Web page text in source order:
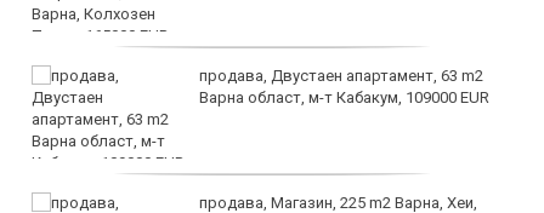
продава, Двустаен апартамент, 63 m2
Варна област, м-т Кабакум, 109000 EUR
продава, Магазин, 225 m2 Варна, Хеи,